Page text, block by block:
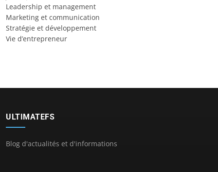
Leadership et management
Marketing et communication
Stratégie et développement
Vie d’entrepreneur
ULTIMATEFS
Blog d'actualités et d'informations